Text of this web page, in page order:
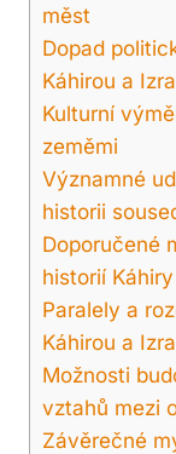
měst
Dopad
Káhirou a
Kulturní
zeměmi
Významné
historii
Doporučené
historií
Paralely ⁢a
Káhirou a
Možnosti
vztahů mezi
Závěrečné